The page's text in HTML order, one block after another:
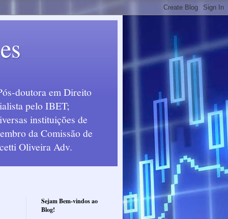
doutora em Direito
pelo IBET;
instituições de
da Comissão de
Oliveira Adv.
Sejam Bem-vindos ao
Blog!